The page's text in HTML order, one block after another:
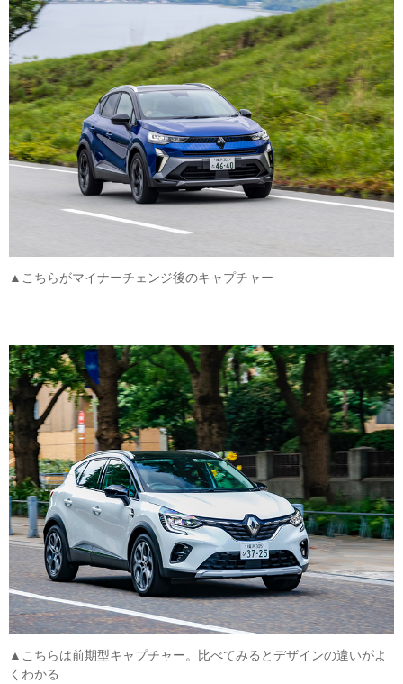
▲こちらがマイナーチェンジ後のキャプチャー
▲こちらは前期型キャプチャー。比べてみるとデザインの違いがよ
くわかる